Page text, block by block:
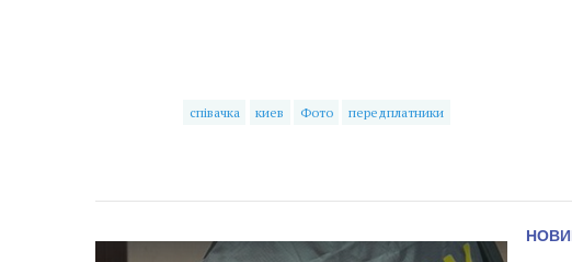
співачка киев Фото передплатники